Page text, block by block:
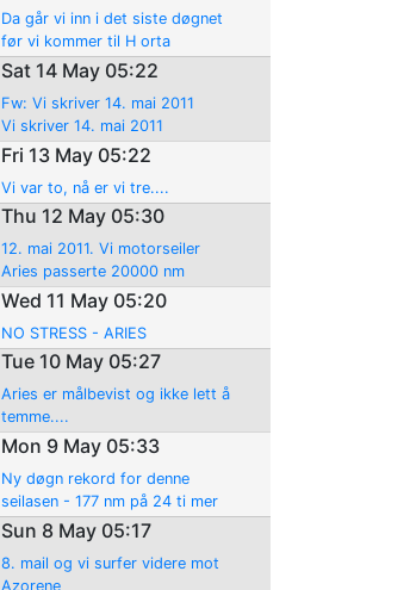
Da går vi inn i det siste døgnet
før vi kommer til H orta
Sat 14 May 05:22
Fw: Vi skriver 14. mai 2011
Vi skriver 14. mai 2011
Fri 13 May 05:22
Vi var to, nå er vi tre....
Thu 12 May 05:30
12. mai 2011. Vi motorseiler
Aries passerte 20000 nm
Wed 11 May 05:20
NO STRESS - ARIES
Tue 10 May 05:27
Aries er målbevist og ikke lett å
temme....
Mon 9 May 05:33
Ny døgn rekord for denne
seilasen - 177 nm på 24 ti mer
Sun 8 May 05:17
8. mail og vi surfer videre mot
Azorene